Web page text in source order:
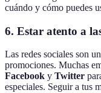
cuándo y cómo puedes
6. Estar atento a
Las redes sociales son
promociones. Muchas
Facebook y Twitter
especiales. Seguir a tus